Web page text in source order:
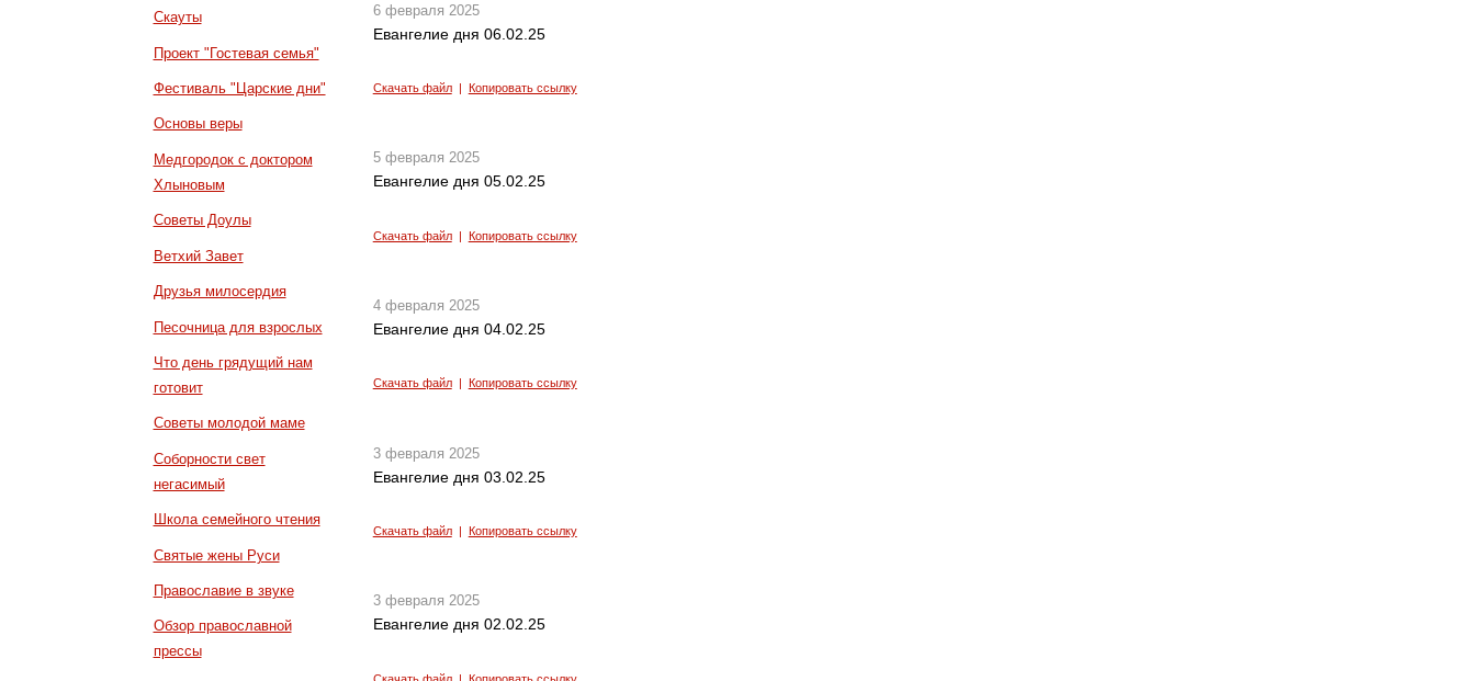
Скауты
Проект "Гостевая семья"
Фестиваль "Царские дни"
Основы веры
Медгородок с доктором
Хлыновым
Советы Доулы
Ветхий Завет
Друзья милосердия
Песочница для взрослых
Что день грядущий нам
готовит
Советы молодой маме
Соборности свет
негасимый
Школа семейного чтения
Святые жены Руси
Православие в звуке
Обзор православной
прессы
6 февраля 2025
Евангелие дня 06.02.25
Скачать файл| Копировать ссылку
5 февраля 2025
Евангелие дня 05.02.25
Скачать файл| Копировать ссылку
4 февраля 2025
Евангелие дня 04.02.25
Скачать файл| Копировать ссылку
3 февраля 2025
Евангелие дня 03.02.25
Скачать файл| Копировать ссылку
3 февраля 2025
Евангелие дня 02.02.25
Скачать файл| Копировать ссылку